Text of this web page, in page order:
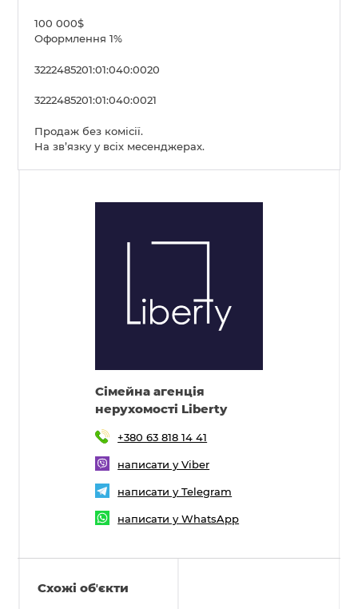
100 000$
Оформлення 1%
3222485201:01:040:0020
3222485201:01:040:0021
Продаж без комісії.
На зв’язку у всіх месенджерах.
Cімейна агенція
нерухомості Liberty
+380 63 818 14 41
написати у Viber
написати у Telegram
написати у WhatsApp
Схожі обʼєкти